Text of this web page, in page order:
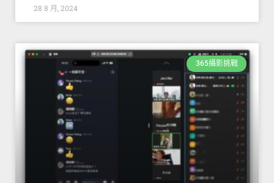
28 8 月, 2024
365攝影挑戰